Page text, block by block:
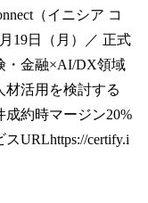
（イニシア コ
19日（月）／ 正式
・金融×AI/DX領域
材活用を検討する
約時マージン20%
URLhttps://certify.i